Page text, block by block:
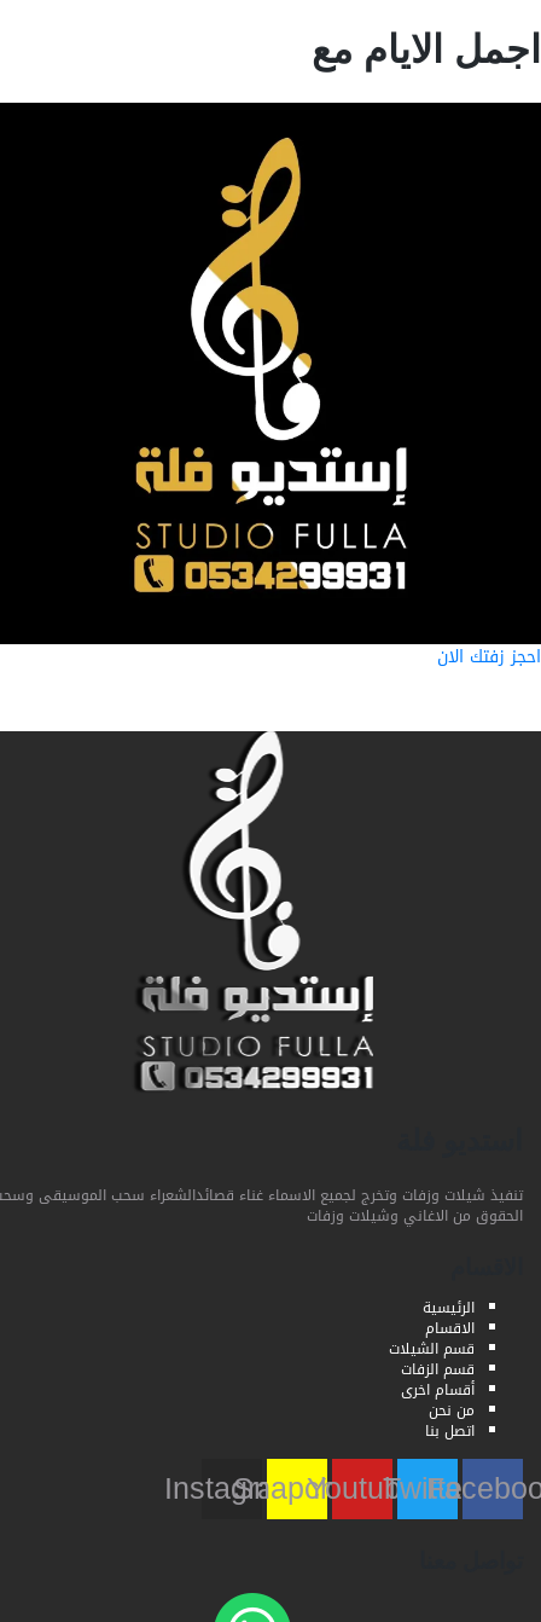
الايام مع
زفتك الان
تنفيذ شيلات وزفات وتخرج لجميع الاسماء غناء قصائدالشعراء سحب الموسيقى وسحب
الحقوق من الاغاني وشيلات وزفات
الرئيسية
الاقسام
قسم الشيلات
قسم الزفات
أقسام اخرى
من نحن
اتصل بنا
Twitter
Youtube
Snapchat
Instagram